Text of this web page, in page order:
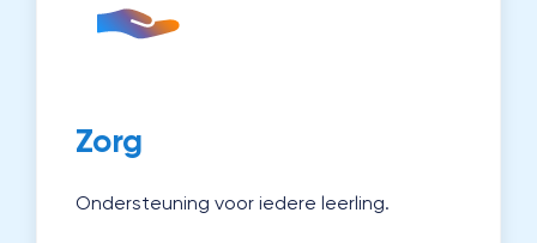
Zorg
Ondersteuning voor iedere leerling.
leerlingen die extra aandacht nodig
hebben. Zo werk je aan passend onderwijs